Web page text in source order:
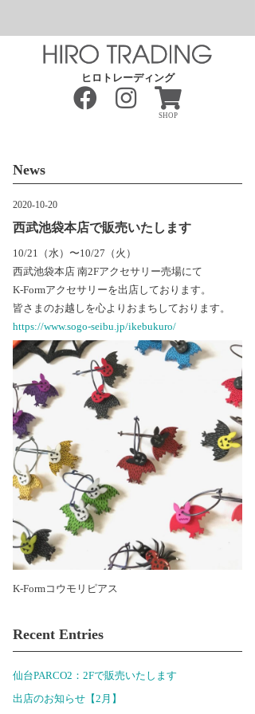
ヒロトレーディング
SHOP
News
2020-10-20
西武池袋本店で販売いたします
10/21（水）〜10/27（火）
西武池袋本店 南2Fアクセサリー売場にて
K-Formアクセサリーを出店しております。
皆さまのお越しを心よりおまちしております。
https://www.sogo-seibu.jp/ikebukuro/
K-Formコウモリピアス
Recent Entries
仙台PARCO2：2Fで販売いたします
出店のお知らせ【2月】